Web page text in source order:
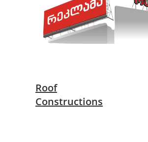
Roof
Constructions